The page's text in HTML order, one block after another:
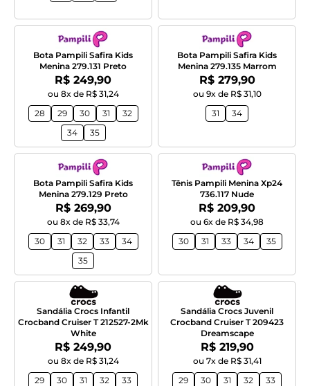
Bota Pampili Safira Kids
Menina 279.131 Preto
Por:
R$ 249,90
ou 8x de R$ 31,24
28
29 30 31
32
34
35
Bota Pampili Safira Kids
Menina 279.135 Marrom
Por:
R$ 279,90
ou 9x de R$ 31,10
31
34
Bota Pampili Safira Kids
Menina 279.129 Preto
Por:
R$ 269,90
ou 8x de R$ 33,74
30
31 32 33
34
35
Tênis Pampili Menina Xp24
736.117 Nude
Por:
R$ 209,90
ou 6x de R$ 34,98
30
31 33 34 35
Sandália Crocs Infantil
Crocband Cruiser T 212527-2Mk
White
Por:
R$ 249,90
ou 8x de R$ 31,24
29
30 31 32
33
Sandália Crocs Juvenil
Crocband Cruiser T 209423
Dreamscape
Por:
R$ 219,90
ou 7x de R$ 31,41
29
30 31 32
33